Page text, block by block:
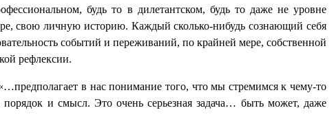
будь то в дилетантском, будь то даже не уровне
свою личную историю. Каждый сколько-нибудь сознающий себя
событий и переживаний, по крайней мере, собственной
рефлексии.
в нас понимание того, что мы стремимся к чему-то
и смысл. Это очень серьезная задача… быть может, даже